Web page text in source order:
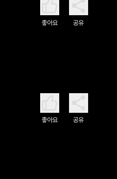
좋아요 공유
좋아요 공유